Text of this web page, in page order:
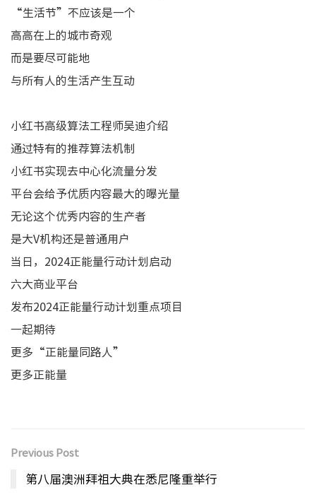
“生活节”不应该是一个
高高在上的城市奇观
而是要尽可能地
与所有人的生活产生互动
小红书高级算法工程师吴迪介绍
通过特有的推荐算法机制
小红书实现去中心化流量分发
平台会给予优质内容最大的曝光量
无论这个优秀内容的生产者
是大V机构还是普通用户
当日，2024正能量行动计划启动
六大商业平台
发布2024正能量行动计划重点项目
一起期待
更多“正能量同路人”
更多正能量
Previous Post
第八届澳洲拜祖大典在悉尼隆重举行